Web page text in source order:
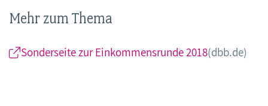
Mehr zum Thema
Sonderseite zur Einkommensrunde 2018(dbb.de)